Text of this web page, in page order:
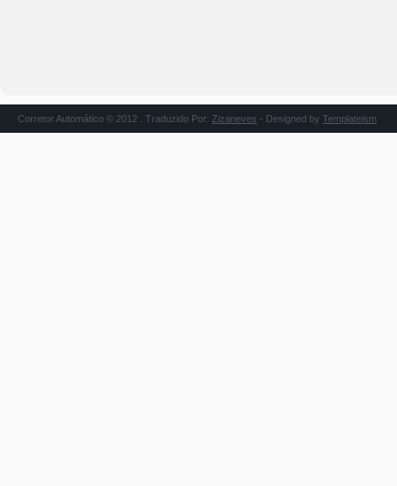
Corretor Automático © 2012 . Traduzido Por: Zizaneves - Designed by Templateism